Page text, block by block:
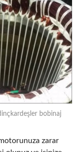
bobinaj
zarar